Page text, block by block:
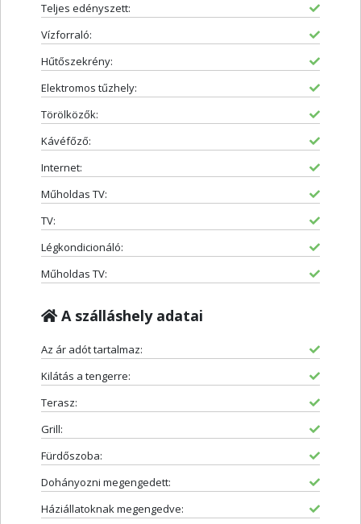
Teljes edényszett:
Vízforraló:
Hűtőszekrény:
Elektromos tűzhely:
Törölközők:
Kávéfőző:
Internet:
Műholdas TV:
TV:
Légkondicionáló:
Műholdas TV:
A szálláshely adatai
Az ár adót tartalmaz:
Kilátás a tengerre:
Terasz:
Grill:
Fürdőszoba:
Dohányozni megengedett:
Háziállatoknak megengedve: